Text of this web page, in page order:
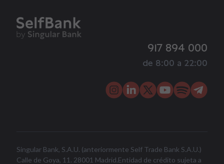
917 894 000
de 8:00 a 22:00
Singular Bank, S.A.U. (anteriormente Self Trade Bank S.A.U.)
Calle de Goya, 11. 28001 Madrid.Entidad de crédito sujeta a